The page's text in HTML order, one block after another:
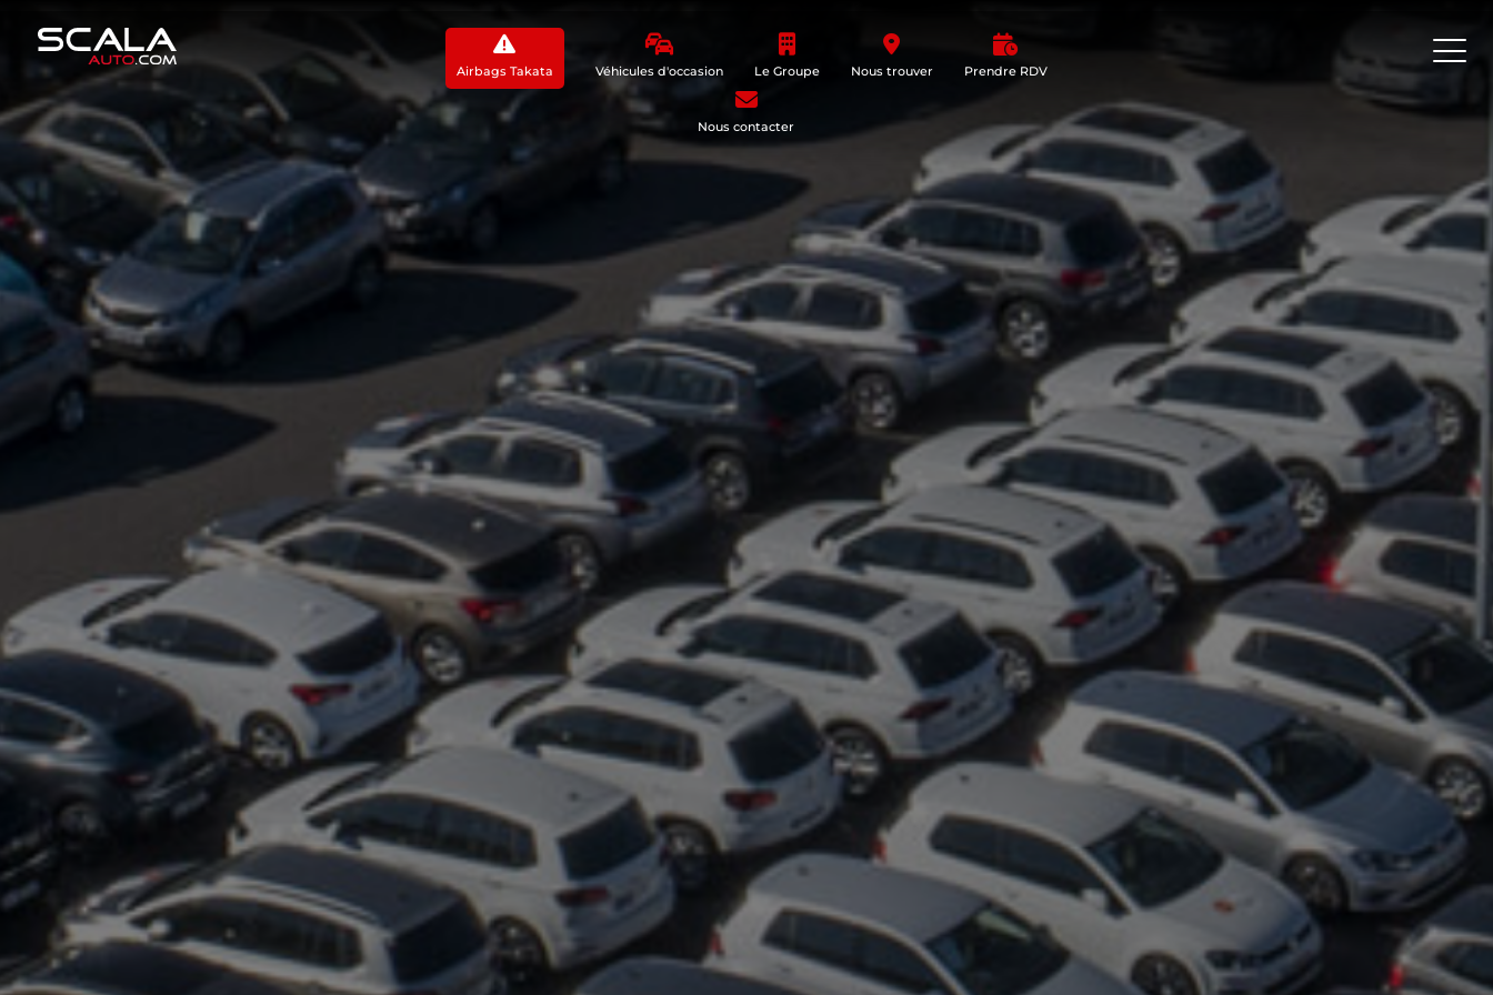
Airbags Takata Véhicules d'occasion Le Groupe Nous trouver Prendre RDV
Nous contacter